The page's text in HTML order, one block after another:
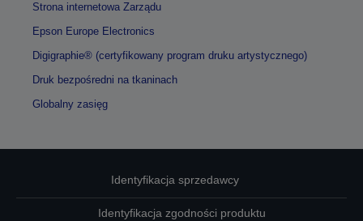
Strona internetowa Zarządu
Epson Europe Electronics
Digigraphie® (certyfikowany program druku artystycznego)
Druk bezpośredni na tkaninach
Globalny zasięg
Identyfikacja sprzedawcy
Identyfikacja zgodności produktu